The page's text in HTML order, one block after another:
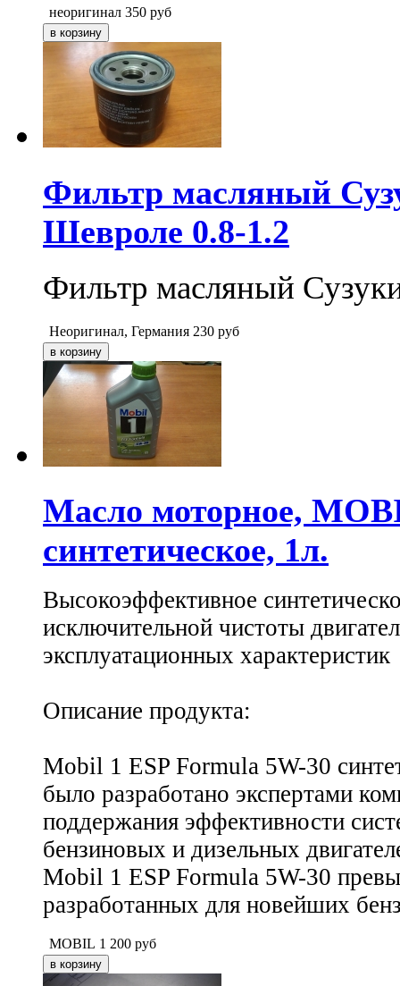
неоригинал 350 руб
Фильтр масляный
Шевроле 0.8-1.2
Фильтр масляный
Неоригинал, Германия 230 руб
Масло моторное,
синтетическое, 1л.
Высокоэффективное
исключительной чистоты
эксплуатационных характеристик
Описание продукта:
Mobil 1 ESP Formula 5W-30
было разработано экспертами
поддержания эффективности
бензиновых и дизельных
Mobil 1 ESP Formula 5W-30
разработанных для новейших
MOBIL 1 200 руб